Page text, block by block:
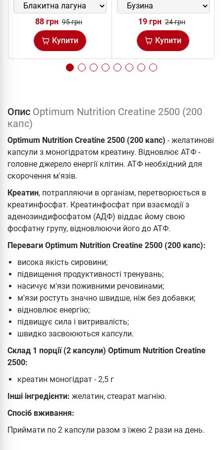
88 грн 95 грн
Купити
19 грн 24 грн
Купити
Опис Optimum Nutrition Creatine 2500 (200
капс)
Optimum Nutrition Creatine 2500 (200 капс) - желатинові
капсули з моногідратом креатину. Відновлює АТФ -
головне джерело енергії клітин. АТФ необхідний для
скорочення м'язів.
Креатин, потрапляючи в організм, перетворюється в
креатинфосфат. Креатинфосфат при взаємодії з
аденозиндифосфатом (АДФ) віддає йому свою
фосфатну групу, відновлюючи його до АТФ.
Переваги Optimum Nutrition Creatine 2500 (200 капс):
висока якість сировини;
підвищення продуктивності тренувань;
насичує м'язи поживними речовинами;
м'язи ростуть значно швидше, ніж без добавки;
відновлює енергію;
підвищує сила і витривалість;
швидко засвоюються капсули.
Склад 1 порції (2 капсули) Optimum Nutrition Creatine
2500:
креатин моногідрат - 2,5 г
Інші інгредієнти: желатин, стеарат магнію.
Спосіб вживання:
Приймати по 2 капсули разом з їжею 2 рази на день.